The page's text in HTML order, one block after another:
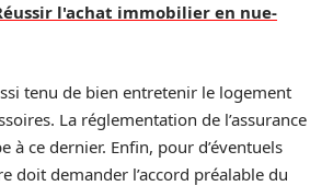
l'achat immobilier en nue-
tenu de bien entretenir le logement
La réglementation de l’assurance
à ce dernier. Enfin, pour d’éventuels
doit demander l’accord préalable du